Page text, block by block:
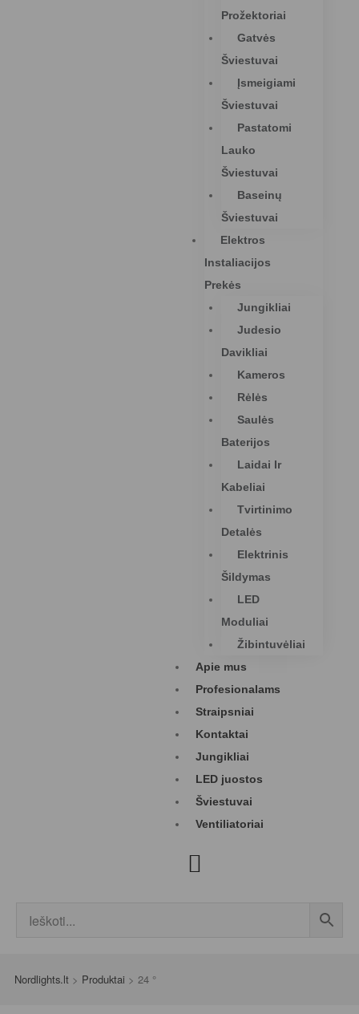
Prožektoriai
Gatvės
Šviestuvai
Įsmeigiami
Šviestuvai
Pastatomi
Lauko
Šviestuvai
Baseinų
Šviestuvai
Elektros
Instaliacijos
Prekės
Jungikliai
Judesio
Davikliai
Kameros
Rėlės
Saulės
Baterijos
Laidai Ir
Kabeliai
Tvirtinimo
Detalės
Elektrinis
Šildymas
LED
Moduliai
Žibintuvėliai
Apie mus
Profesionalams
Straipsniai
Kontaktai
Jungikliai
LED juostos
Šviestuvai
Ventiliatoriai
Nordlights.lt > Produktai > 24 °